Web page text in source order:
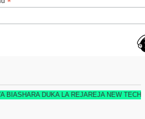
DUKA LA REJAREJA NEW TECH EDITION